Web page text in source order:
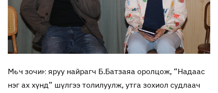
Мөн зочин яруу найрагч Б.Батзаяа оролцож, “Надаас
нэг ах хүнд” шүлгээ толилуулж, утга зохиол судлаач